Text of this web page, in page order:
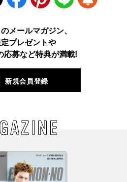
Facebook Pinterest LINE
メールマガジン、
プレゼントや
応募など特典が満載!
新規会員登録